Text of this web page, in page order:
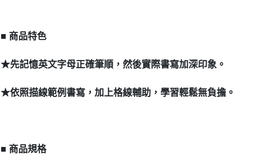
■ 商品特色
★先記憶英文字母正確筆順，然後實際書寫加深印象。
★依照描線範例書寫，加上格線輔助，學習輕鬆無負擔。
■ 商品規格